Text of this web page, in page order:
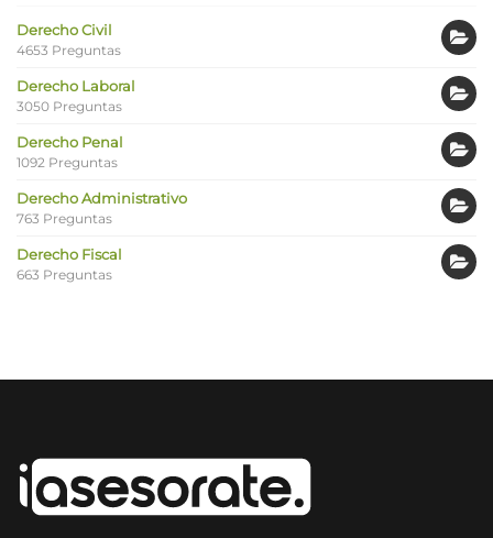
Derecho Civil
4653 Preguntas
Derecho Laboral
3050 Preguntas
Derecho Penal
1092 Preguntas
Derecho Administrativo
763 Preguntas
Derecho Fiscal
663 Preguntas